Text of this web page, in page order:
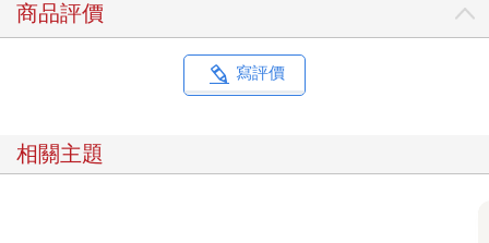
商品評價
寫評價
相關主題